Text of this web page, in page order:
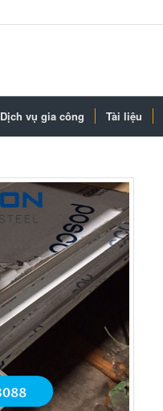
Dịch vụ gia công Tài liệu